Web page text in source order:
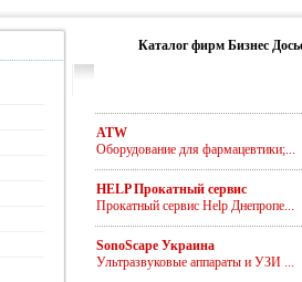
Каталог фирм Бизнес
ATW
Оборудование для фармацевтики;...
HELP Прокатный сервис
Прокатный сервис Help Днепропе...
SonoScape Украина
Ультразвуковые аппараты и УЗИ ...